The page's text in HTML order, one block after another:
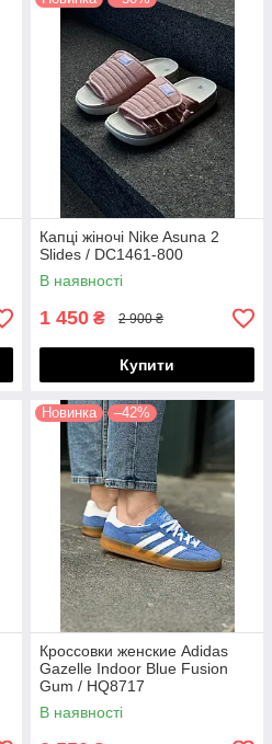
Капці жіночі Nike Asuna 2
Slides / DC1461-800
В наявності
1 450 ₴ 2 900 ₴
Купити
Новинка –42%
Кроссовки женские Adidas
Gazelle Indoor Blue Fusion
Gum / HQ8717
В наявності